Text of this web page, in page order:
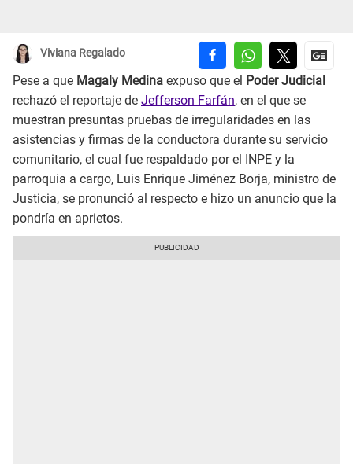
Viviana Regalado
Pese a que Magaly Medina expuso que el Poder Judicial
rechazó el reportaje de Jefferson Farfán, en el que se
muestran presuntas pruebas de irregularidades en las
asistencias y firmas de la conductora durante su servicio
comunitario, el cual fue respaldado por el INPE y la
parroquia a cargo, Luis Enrique Jiménez Borja, ministro de
Justicia, se pronunció al respecto e hizo un anuncio que la
pondría en aprietos.